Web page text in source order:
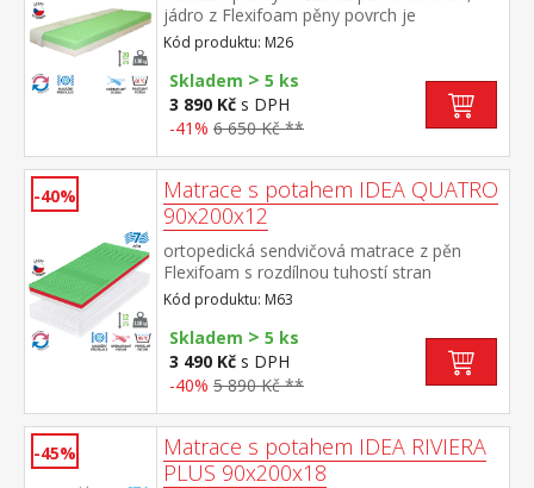
jádro z Flexifoam pěny povrch je
vyprofilován do 7 anatomických zón na
obou stranách tvrdá (bílá) a měkká (světle
zelená) strana vhodná pro všechny typy
roštů vhodná pro alergiky, potah
snímatelný a pratelný do 60 °C doporučená
Kód produktu: M26
Skladem > 5 ks
3 890 Kč s DPH
-41% 6 650 Kč **
-40%
Matrace s potahem IDEA QUATRO
90x200x12
ortopedická sendvičová matrace z pěn
Flexifoam s rozdílnou tuhostí stran
anatomická zónová masážní profilace – 7
zón pro uvolnění a relaxaci celého těla na
jedné straně a rovná ložná plocha na druhé
straně zelená strana vyšší střední tuhost,
bílá strana nižší střední tuhost vhodná i pro
vláknem, snímatelný a pratelný do 95 °C
doporučená nosnost do 110 kg, výška
matrace 12 cm
Kód produktu: M63
Skladem > 5 ks
3 490 Kč s DPH
-40% 5 890 Kč **
-45%
Matrace s potahem IDEA RIVIERA
PLUS 90x200x18